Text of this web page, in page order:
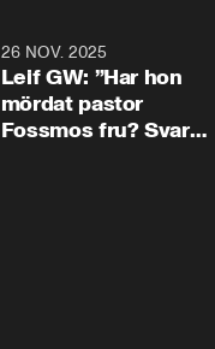
26 NOV. 2025
Leif GW: ”Har hon
mördat pastor
Fossmos fru? Svar